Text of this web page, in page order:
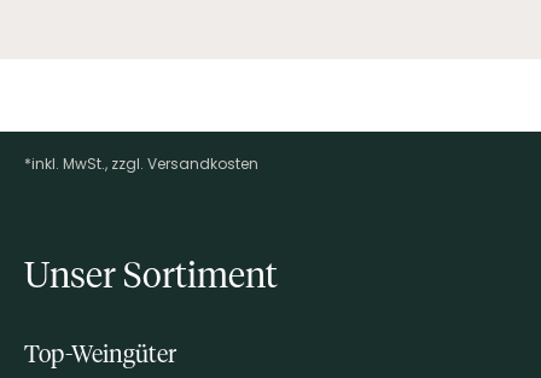
Footer-Menü
*inkl. MwSt., zzgl. Versandkosten
Unser Sortiment
Top-Weingüter